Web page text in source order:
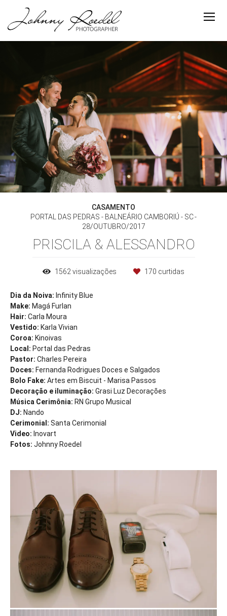
CASAMENTO
PORTAL DAS PEDRAS - BALNEÁRIO CAMBORIÚ - SC
28/OUTUBRO/2017
PRISCILA & ALESSANDRO
1562 visualizações 170 curtidas
Dia da Noiva: Infinity Blue
Make: Magá Furlan
Hair: Carla Moura
Vestido: Karla Vivian
Coroa: Kinoivas
Local: Portal das Pedras
Pastor: Charles Pereira
Doces: Fernanda Rodrigues Doces e Salgados
Bolo Fake: Artes em Biscuit - Marisa Passos
Decoração e iluminação: Grasi Luz Decorações
Música Cerimônia: RN Grupo Musical
DJ: Nando
Cerimonial: Santa Cerimonial
Video: Inovart
Fotos: Johnny Roedel